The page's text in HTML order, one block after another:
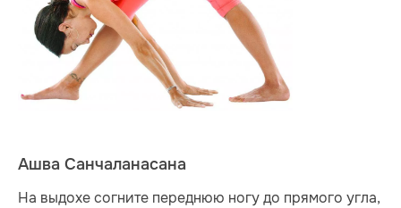
Ашва Санчаланасана
На выдохе согните переднюю ногу до прямого угла,